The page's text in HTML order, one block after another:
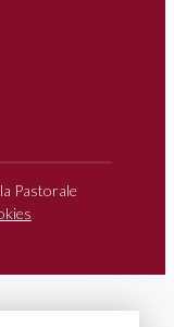
Pastorale